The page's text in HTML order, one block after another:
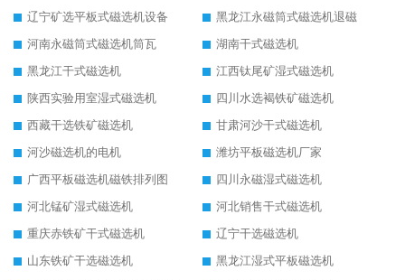
辽宁矿选平板式磁选机设备
黑龙江永磁筒式磁选机退磁
河南永磁筒式磁选机筒瓦
湖南干式磁选机
黑龙江干式磁选机
江西钛尾矿湿式磁选机
陕西实验用室湿式磁选机
四川水选褐铁矿磁选机
西藏干选铁矿磁选机
甘肃河沙干式磁选机
河沙磁选机的电机
潍坊平板磁选机厂家
广西平板磁选机磁铁排列图
四川永磁湿式磁选机
河北锰矿湿式磁选机
河北销售干式磁选机
重庆赤铁矿干式磁选机
辽宁干选磁选机
山东铁矿干选磁选机
黑龙江湿式平板磁选机